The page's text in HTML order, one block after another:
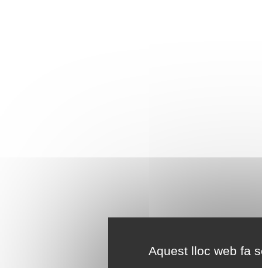
Aquest lloc web fa